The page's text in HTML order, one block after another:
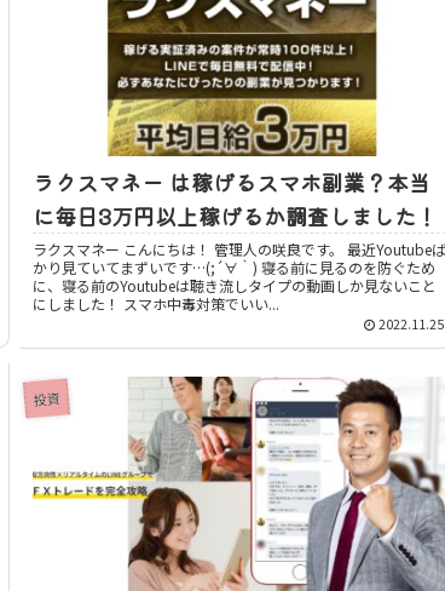
ラクスマネー は稼げるスマホ副業？本当
に毎日3万円以上稼げるか調査しました！
ラクスマネー こんにちは！ 管理人の咲良です。 最近Youtubeば
かり見ていてまずいです…(;´∀｀) 寝る前に見るのを防ぐため
に、寝る前のYoutubeは聴き流しタイプの動画しか見ないこと
にしました！ スマホ中毒対策でいい...
2022.11.25
投資